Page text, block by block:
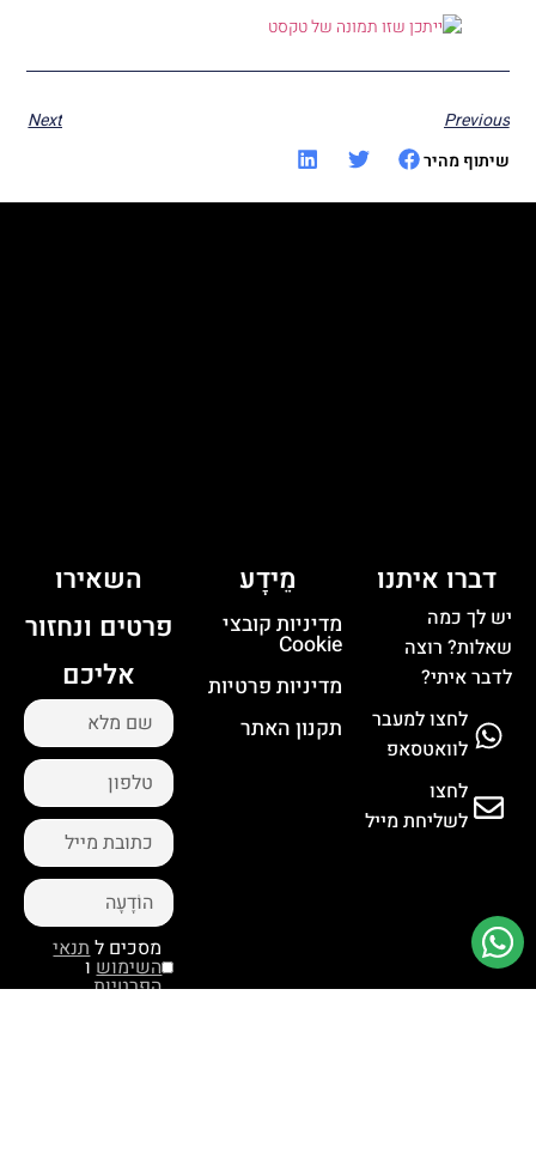
Previous
Next
שיתוף מהיר
השאירו
פרטים ונחזור
אליכם
מסכים לתנאי
השימושו
הפרטיות
מֵידָע
מדיניות קובצי
Cookie
מדיניות פרטיות
תקנון האתר
דברו איתנו
יש לך כמה
שאלות? רוצה
לדבר איתי?
לחצו למעבר
לוואטסאפ
לחצו
לשליחת מייל